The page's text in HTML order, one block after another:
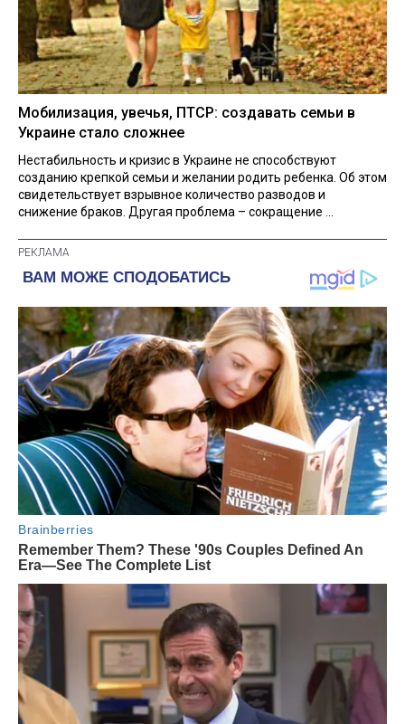
Мобилизация, увечья, ПТСР: создавать семьи в
Украине стало сложнее
Нестабильность и кризис в Украине не способствуют
созданию крепкой семьи и желании родить ребенка. Об этом
свидетельствует взрывное количество разводов и
снижение браков. Другая проблема – сокращение ...